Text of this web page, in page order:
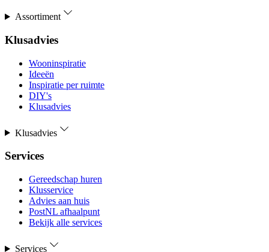
Assortiment
Klusadvies
Wooninspiratie
Ideeën
Inspiratie per ruimte
DIY's
Klusadvies
Klusadvies
Services
Gereedschap huren
Klusservice
Advies aan huis
PostNL afhaalpunt
Bekijk alle services
Services